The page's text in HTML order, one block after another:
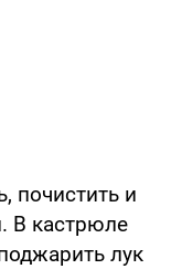
почистить и
В кастрюле
лук